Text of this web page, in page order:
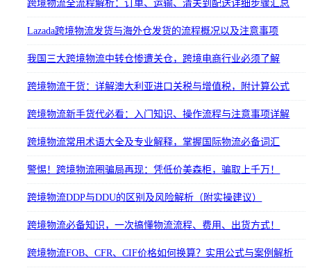
跨境物流全流程解析：订单、运输、清关到配送详细步骤汇总
Lazada跨境物流发货与海外仓发货的流程概况以及注意事项
我国三大跨境物流中转仓惨遭关仓，跨境电商行业必须了解
跨境物流干货：详解澳大利亚进口关税与增值税，附计算公式
跨境物流新手货代必看：入门知识、操作流程与注意事项详解
跨境物流常用术语大全及专业解释，掌握国际物流必备词汇
警惕！跨境物流圈骗局再现：凭低价美森柜，骗取上千万！
跨境物流DDP与DDU的区别及风险解析（附实操建议）
跨境物流必备知识，一次搞懂物流流程、费用、出货方式！
跨境物流FOB、CFR、CIF价格如何换算？实用公式与案例解析